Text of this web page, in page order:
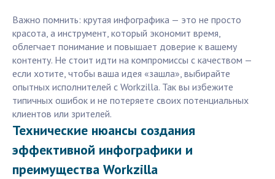
Важно помнить: крутая инфографика — это не просто
красота, а инструмент, который экономит время,
облегчает понимание и повышает доверие к вашему
контенту. Не стоит идти на компромиссы с качеством —
если хотите, чтобы ваша идея «зашла», выбирайте
опытных исполнителей с Workzilla. Так вы избежите
типичных ошибок и не потеряете своих потенциальных
клиентов или зрителей.
Технические нюансы создания
эффективной инфографики и
преимущества Workzilla